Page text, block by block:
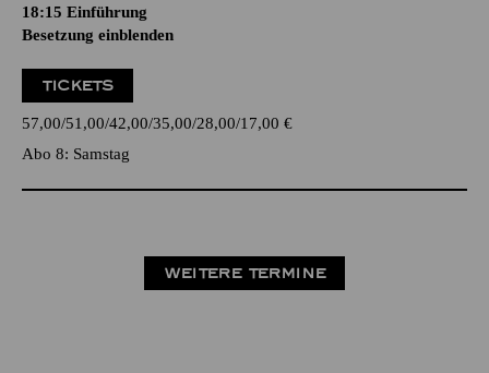
18:15 Einführung
Besetzung einblenden
TICKETS
57,00 51,00 42,00 35,00 28,00 17,00 €
Abo 8: Samstag
WEITERE TERMINE